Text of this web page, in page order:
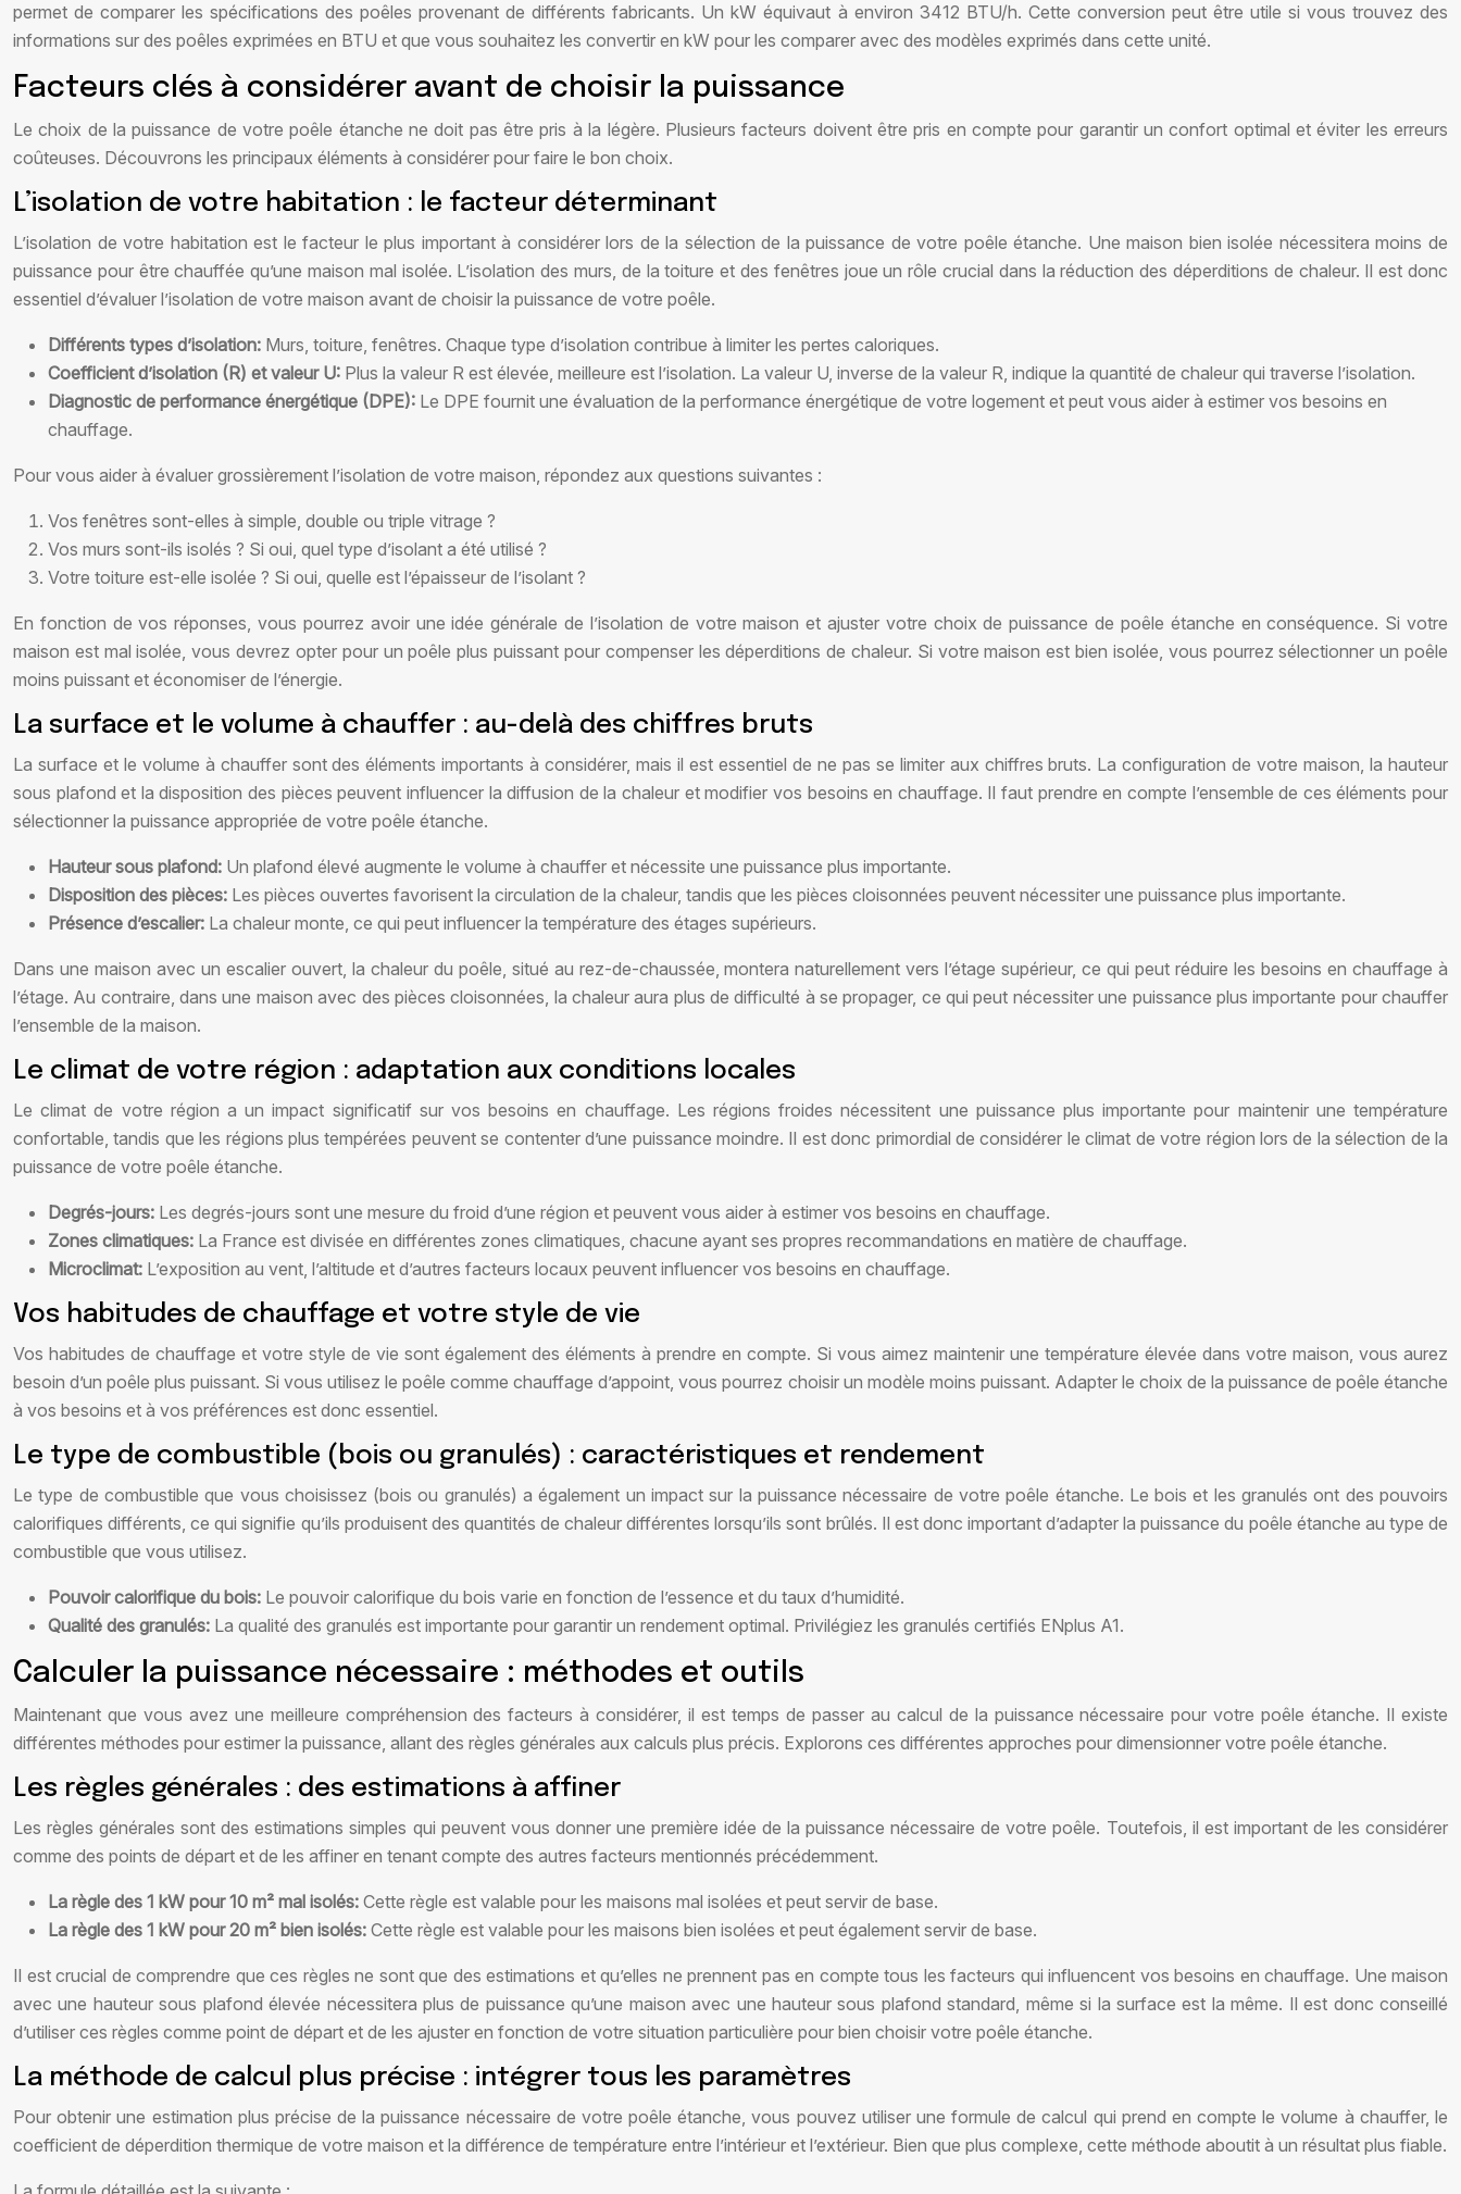
permet de comparer les spécifications des poêles provenant de différents fabricants. Un kW équivaut à environ 3412 BTU/h. Cette conversion peut être utile si vous trouvez des
informations sur des poêles exprimées en BTU et que vous souhaitez les convertir en kW pour les comparer avec des modèles exprimés dans cette unité.
Facteurs clés à considérer avant de choisir la puissance
Le choix de la puissance de votre poêle étanche ne doit pas être pris à la légère. Plusieurs facteurs doivent être pris en compte pour garantir un confort optimal et éviter les erreurs
coûteuses. Découvrons les principaux éléments à considérer pour faire le bon choix.
L’isolation de votre habitation : le facteur déterminant
L’isolation de votre habitation est le facteur le plus important à considérer lors de la sélection de la puissance de votre poêle étanche. Une maison bien isolée nécessitera moins de
puissance pour être chauffée qu’une maison mal isolée. L’isolation des murs, de la toiture et des fenêtres joue un rôle crucial dans la réduction des déperditions de chaleur. Il est donc
essentiel d’évaluer l’isolation de votre maison avant de choisir la puissance de votre poêle.
Différents types d’isolation: Murs, toiture, fenêtres. Chaque type d’isolation contribue à limiter les pertes caloriques.
Coefficient d’isolation (R) et valeur U: Plus la valeur R est élevée, meilleure est l’isolation. La valeur U, inverse de la valeur R, indique la quantité de chaleur qui traverse l’isolation.
Diagnostic de performance énergétique (DPE): Le DPE fournit une évaluation de la performance énergétique de votre logement et peut vous aider à estimer vos besoins en
chauffage.
Pour vous aider à évaluer grossièrement l’isolation de votre maison, répondez aux questions suivantes :
Vos fenêtres sont-elles à simple, double ou triple vitrage ?
Vos murs sont-ils isolés ? Si oui, quel type d’isolant a été utilisé ?
Votre toiture est-elle isolée ? Si oui, quelle est l’épaisseur de l’isolant ?
En fonction de vos réponses, vous pourrez avoir une idée générale de l’isolation de votre maison et ajuster votre choix de puissance de poêle étanche en conséquence. Si votre
maison est mal isolée, vous devrez opter pour un poêle plus puissant pour compenser les déperditions de chaleur. Si votre maison est bien isolée, vous pourrez sélectionner un poêle
moins puissant et économiser de l’énergie.
La surface et le volume à chauffer : au-delà des chiffres bruts
La surface et le volume à chauffer sont des éléments importants à considérer, mais il est essentiel de ne pas se limiter aux chiffres bruts. La configuration de votre maison, la hauteur
sous plafond et la disposition des pièces peuvent influencer la diffusion de la chaleur et modifier vos besoins en chauffage. Il faut prendre en compte l’ensemble de ces éléments pour
sélectionner la puissance appropriée de votre poêle étanche.
Hauteur sous plafond: Un plafond élevé augmente le volume à chauffer et nécessite une puissance plus importante.
Disposition des pièces: Les pièces ouvertes favorisent la circulation de la chaleur, tandis que les pièces cloisonnées peuvent nécessiter une puissance plus importante.
Présence d’escalier: La chaleur monte, ce qui peut influencer la température des étages supérieurs.
Dans une maison avec un escalier ouvert, la chaleur du poêle, situé au rez-de-chaussée, montera naturellement vers l’étage supérieur, ce qui peut réduire les besoins en chauffage à
l’étage. Au contraire, dans une maison avec des pièces cloisonnées, la chaleur aura plus de difficulté à se propager, ce qui peut nécessiter une puissance plus importante pour chauffer
l’ensemble de la maison.
Le climat de votre région : adaptation aux conditions locales
Le climat de votre région a un impact significatif sur vos besoins en chauffage. Les régions froides nécessitent une puissance plus importante pour maintenir une température
confortable, tandis que les régions plus tempérées peuvent se contenter d’une puissance moindre. Il est donc primordial de considérer le climat de votre région lors de la sélection de la
puissance de votre poêle étanche.
Degrés-jours: Les degrés-jours sont une mesure du froid d’une région et peuvent vous aider à estimer vos besoins en chauffage.
Zones climatiques: La France est divisée en différentes zones climatiques, chacune ayant ses propres recommandations en matière de chauffage.
Microclimat: L’exposition au vent, l’altitude et d’autres facteurs locaux peuvent influencer vos besoins en chauffage.
Vos habitudes de chauffage et votre style de vie
Vos habitudes de chauffage et votre style de vie sont également des éléments à prendre en compte. Si vous aimez maintenir une température élevée dans votre maison, vous aurez
besoin d’un poêle plus puissant. Si vous utilisez le poêle comme chauffage d’appoint, vous pourrez choisir un modèle moins puissant. Adapter le choix de la puissance de poêle étanche
à vos besoins et à vos préférences est donc essentiel.
Le type de combustible (bois ou granulés) : caractéristiques et rendement
Le type de combustible que vous choisissez (bois ou granulés) a également un impact sur la puissance nécessaire de votre poêle étanche. Le bois et les granulés ont des pouvoirs
calorifiques différents, ce qui signifie qu’ils produisent des quantités de chaleur différentes lorsqu’ils sont brûlés. Il est donc important d’adapter la puissance du poêle étanche au type de
combustible que vous utilisez.
Pouvoir calorifique du bois: Le pouvoir calorifique du bois varie en fonction de l’essence et du taux d’humidité.
Qualité des granulés: La qualité des granulés est importante pour garantir un rendement optimal. Privilégiez les granulés certifiés ENplus A1.
Calculer la puissance nécessaire : méthodes et outils
Maintenant que vous avez une meilleure compréhension des facteurs à considérer, il est temps de passer au calcul de la puissance nécessaire pour votre poêle étanche. Il existe
différentes méthodes pour estimer la puissance, allant des règles générales aux calculs plus précis. Explorons ces différentes approches pour dimensionner votre poêle étanche.
Les règles générales : des estimations à affiner
Les règles générales sont des estimations simples qui peuvent vous donner une première idée de la puissance nécessaire de votre poêle. Toutefois, il est important de les considérer
comme des points de départ et de les affiner en tenant compte des autres facteurs mentionnés précédemment.
La règle des 1 kW pour 10 m² mal isolés: Cette règle est valable pour les maisons mal isolées et peut servir de base.
La règle des 1 kW pour 20 m² bien isolés: Cette règle est valable pour les maisons bien isolées et peut également servir de base.
Il est crucial de comprendre que ces règles ne sont que des estimations et qu’elles ne prennent pas en compte tous les facteurs qui influencent vos besoins en chauffage. Une maison
avec une hauteur sous plafond élevée nécessitera plus de puissance qu’une maison avec une hauteur sous plafond standard, même si la surface est la même. Il est donc conseillé
d’utiliser ces règles comme point de départ et de les ajuster en fonction de votre situation particulière pour bien choisir votre poêle étanche.
La méthode de calcul plus précise : intégrer tous les paramètres
Pour obtenir une estimation plus précise de la puissance nécessaire de votre poêle étanche, vous pouvez utiliser une formule de calcul qui prend en compte le volume à chauffer, le
coefficient de déperdition thermique de votre maison et la différence de température entre l’intérieur et l’extérieur. Bien que plus complexe, cette méthode aboutit à un résultat plus fiable.